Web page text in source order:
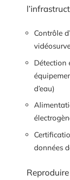
Contrôle
Détection
d’eau)
données